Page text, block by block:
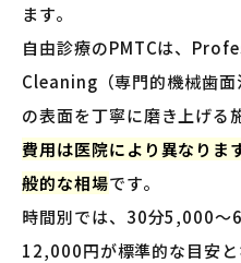
ます。
自由診療のPMTCは、
Cleaning（専門的機械歯
の表面を丁寧に磨き上げる
費用は医院により異なり
般的な相場です。
時間別では、30分5,000
12,000円が標準的な目安と